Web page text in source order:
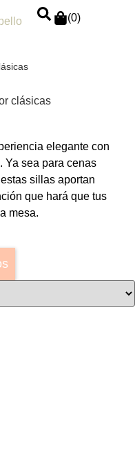
(0)
elegante con
Ya sea para cenas
sillas aportan
que hará que tus
mesa.